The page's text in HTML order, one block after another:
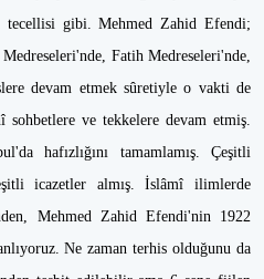
gibi. Mehmed Zahid Efendi;
Fatih Medreseleri'nde,
devam etmek sûretiyle o vakti de
sohbetlere ve tekkelere devam etmiş.
hafızlığını tamamlamış. Çeşitli
icazetler almış. İslâmî ilimlerde
Mehmed Zahid Efendi'nin 1922
Ne zaman terhis olduğunu da